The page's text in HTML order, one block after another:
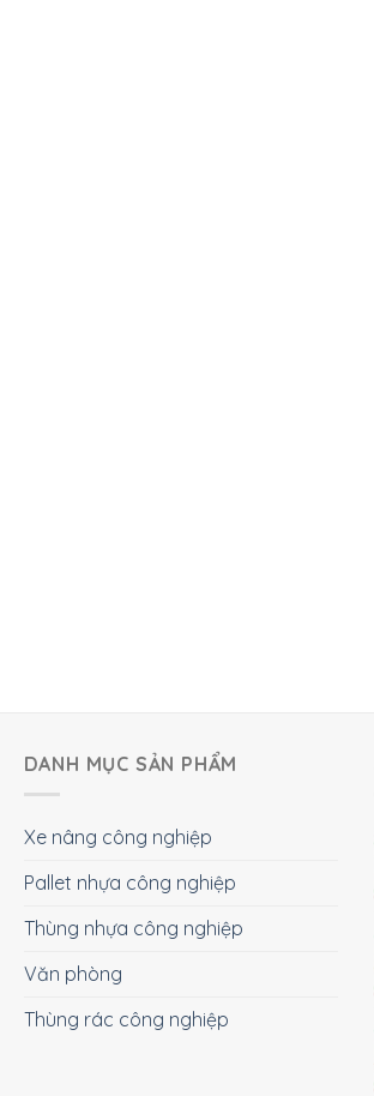
DANH MỤC SẢN PHẨM
Xe nâng công nghiệp
Pallet nhựa công nghiệp
Thùng nhựa công nghiệp
Văn phòng
Thùng rác công nghiệp